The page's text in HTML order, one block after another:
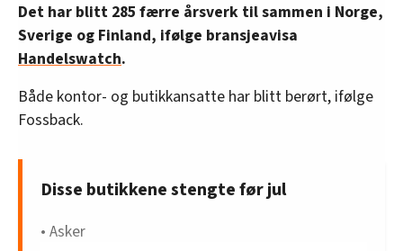
Det har blitt 285 færre årsverk til sammen i Norge,
Sverige og Finland, ifølge bransjeavisa
Handelswatch.
Både kontor- og butikkansatte har blitt berørt, ifølge
Fossback.
Disse butikkene stengte før jul
• Asker